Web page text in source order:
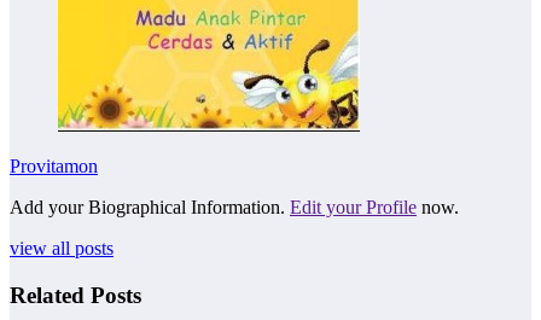
Provitamon
Add your Biographical Information. Edit your Profile now.
view all posts
Related Posts